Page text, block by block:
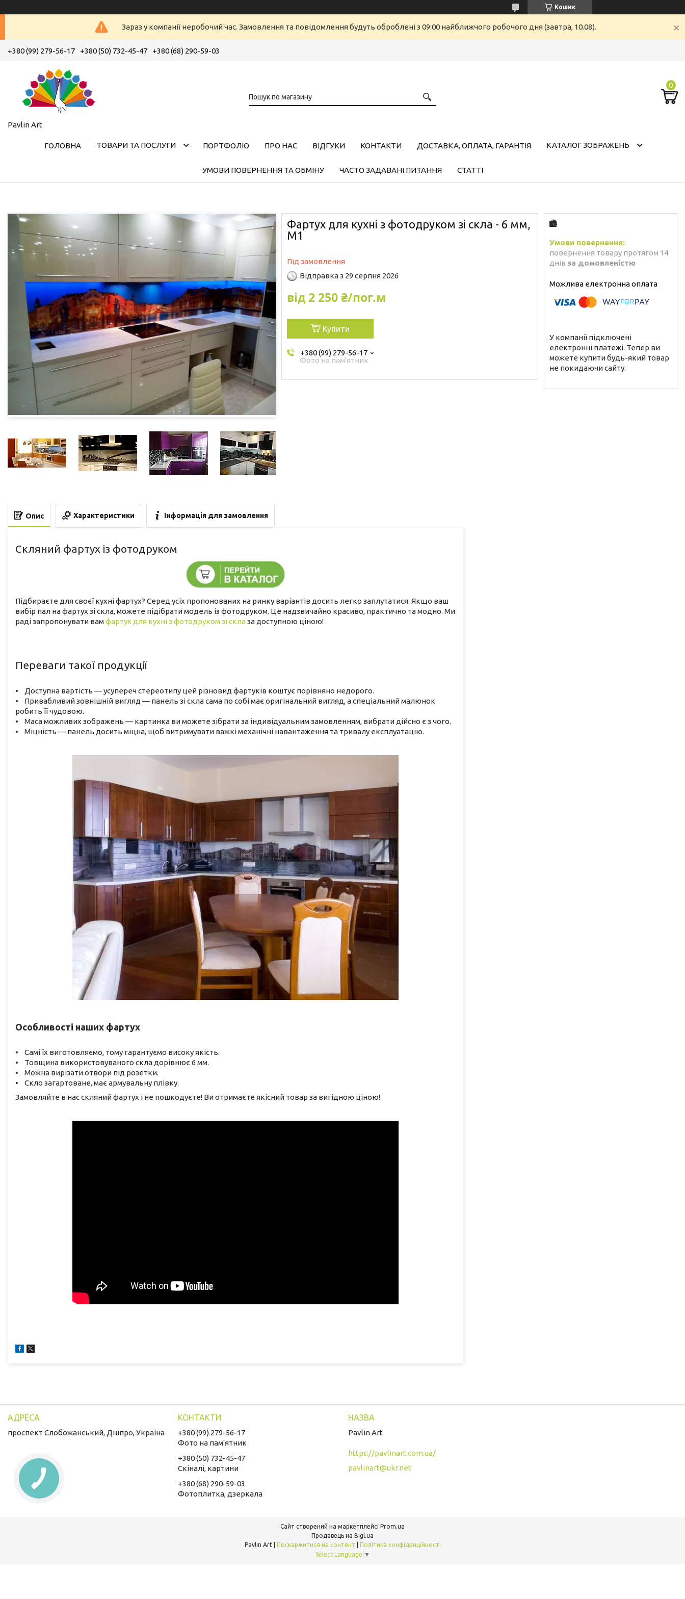
Кошик
Зараз у компанії неробочий час. Замовлення та повідомлення будуть оброблені з 09:00 найближчого робочого дня (завтра, 10.08).
+380 (99) 279-56-17 +380 (50) 732-45-47 +380 (68) 290-59-03
Pavlin Art
ГОЛОВНА ТОВАРИ ТА ПОСЛУГИ ПОРТФОЛІО ПРО НАС ВІДГУКИ КОНТАКТИ ДОСТАВКА, ОПЛАТА, ГАРАНТІЯ КАТАЛОГ ЗОБРАЖЕНЬ
УМОВИ ПОВЕРНЕННЯ ТА ОБМІНУ ЧАСТО ЗАДАВАНІ ПИТАННЯ СТАТТІ
Фартух для кухні з фотодруком зі скла - 6 мм,
М1
Під замовлення
Відправка з 29 серпня 2026
від 2 250 ₴/пог.м
Купити
+380 (99) 279-56-17
Фото на пам'ятник
повернення товару протягом 14
днів за домовленістю
У компанії підключені
електронні платежі. Тепер ви
можете купити будь-який товар
не покидаючи сайту.
Опис Характеристики Інформація для замовлення
Скляний фартух із фотодруком
Підбираєте для своєї кухні фартух? Серед усіх пропонованих на ринку варіантів досить легко заплутатися. Якщо ваш
вибір пал на фартух зі скла, можете підібрати модель із фотодруком. Це надзвичайно красиво, практично та модно. Ми
раді запропонувати вамфартух для кухні з фотодруком зі склаза доступною ціною!
Переваги такої продукції
• Доступна вартість — усупереч стереотипу цей різновид фартуків коштує порівняно недорого.
• Привабливий зовнішній вигляд — панель зі скла сама по собі має оригінальний вигляд, а спеціальний малюнок
робить її чудовою.
• Маса можливих зображень — картинка ви можете зібрати за індивідуальним замовленням, вибрати дійсно є з чого.
• Міцність — панель досить міцна, щоб витримувати важкі механічні навантаження та тривалу експлуатацію.
Особливості наших фартух
• Самі їх виготовляємо, тому гарантуємо високу якість.
• Товщина використовуваного скла дорівнює 6 мм.
• Можна вирізати отвори під розетки.
• Скло загартоване, має армувальну плівку.
Замовляйте в нас скляний фартух і не пошкодуєте! Ви отримаєте якісний товар за вигідною ціною!
проспект Слобожанський, Дніпро, Україна
+380 (99) 279-56-17
Фото на пам'ятник
+380 (50) 732-45-47
Скіналі, картини
+380 (68) 290-59-03
Фотоплитка, дзеркала
Pavlin Art
https://pavlinart.com.ua/
pavlinart@ukr.net
Сайт створений на маркетплейсі Prom.ua
Продавець на Bigl.ua
Поскаржитися на контент
Політика конфіденційності
Select Language ▼